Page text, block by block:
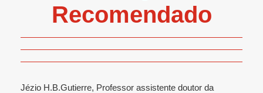
Recomendado
Jézio H.B.Gutierre, Professor assistente doutor da